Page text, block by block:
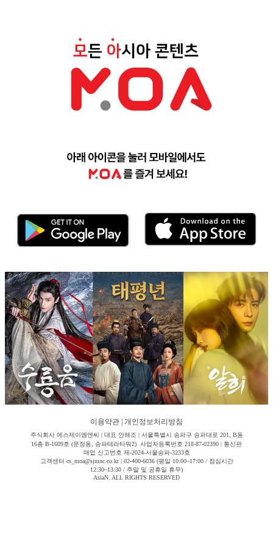
이용약관 개인정보처리방침
주식회사 에스제이엠엔씨 | 대표 안해조 | 서울특별시 송파구 송파대로 201, B동
16층 B-1609호 (문정동, 송파테라타워2) 사업자등록번호 218-87-02390 | 통신판
매업 신고번호 제-2024-서울송파-3233호
고객센터 cs_moa@sjmnc.co.kr | 02-400-6036 (평일 10:00~17:00 / 점심시간
12:30~13:30 / 주말 및 공휴일 휴무)
AsiaN. ALL RIGHTS RESERVED